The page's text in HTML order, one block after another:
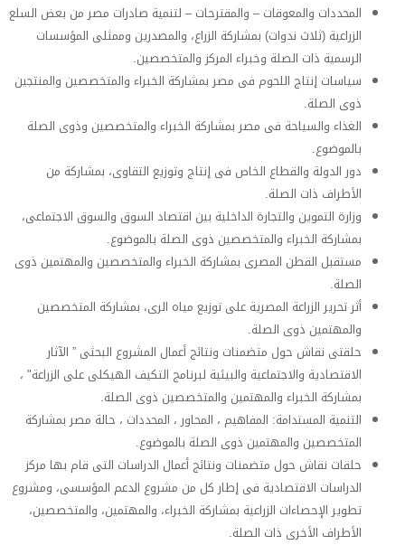
المحددات والمعوقات – والمقترحات – لتنمية صادرات مصر من بعض السلع
الزراعية (ثلاث ندوات) بمشاركة الزراع، والمصدرين وممثلى المؤسسات
الرسمية ذات الصلة وخبراء المركز والمتخصصين.
سياسات إنتاج اللحوم فى مصر بمشاركة الخبراء والمتخصصين والمنتجين
ذوى الصلة.
الغذاء والسياحة فى مصر بمشاركة الخبراء والمتخصصين وذوى الصلة
بالموضوع.
دور الدولة والقطاع الخاص فى إنتاج وتوزيع التقاوى، بمشاركة من
الأطراف ذات الصلة.
وزارة التموين والتجارة الداخلية بين اقتصاد السوق والسوق الاجتماعى،
بمشاركة الخبراء والمتخصصين ذوى الصلة بالموضوع.
مستقبل القطن المصرى بمشاركة الخبراء والمتخصصين والمهتمين ذوى
الصلة.
أثر تحرير الزراعة المصرية على توزيع مياه الرى، بمشاركة المتخصصين
والمهتمين ذوى الصلة.
حلقتى نقاش حول متضمنات ونتائج أعمال المشروع البحثى ” الآثار
الاقتصادية والاجتماعية والبيئية لبرنامج التكيف الهيكلى على الزراعة" ،
بمشاركة الخبراء والمهتمين والمتخصصين ذوى الصلة.
التنمية المستدامة: المفاهيم ، المحاور ، المحددات ، حالة مصر بمشاركة
المتخصصين والمهتمين ذوى الصلة بالموضوع.
حلقات نقاش حول متضمنات ونتائج أعمال الدراسات التى قام بها مركز
الدراسات الاقتصادية فى إطار كل من مشروع الدعم المؤسسى، ومشروع
تطوير الإحصاءات الزراعية بمشاركة الخبراء، والمهتمين، والمتخصصين،
الأطراف الأخرى ذات الصلة.